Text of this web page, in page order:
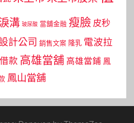
溝 玻尿酸 當舖金融 瘦臉 皮秒
計公司 銷售文案 隆乳 電波拉
款 高雄當舖 高雄當鋪 鳳
鳳山當舖